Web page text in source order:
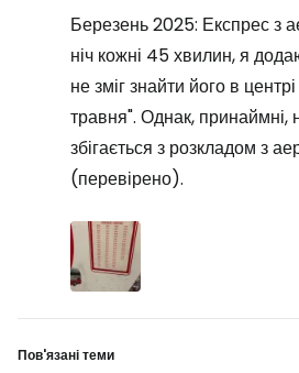
Березень 2025: Експрес з
ніч кожні 45 хвилин, я
не зміг знайти його в
травня". Однак, принаймні,
збігається з розкладом з
(перевірено).
Пов'язані теми